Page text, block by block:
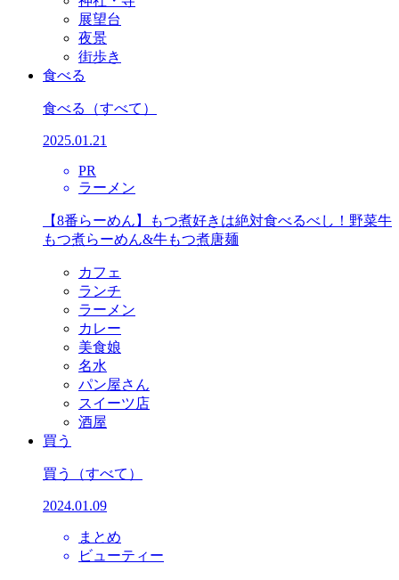
展望台
夜景
街歩き
食べる
食べる （すべて）
2025.01.21
PR
ラーメン
【8番らーめん】もつ煮好きは絶対食べるべし！野菜牛
もつ煮らーめん&牛もつ煮唐麺
カフェ
ランチ
ラーメン
カレー
美食娘
名水
パン屋さん
スイーツ店
酒屋
買う
買う （すべて）
2024.01.09
まとめ
ビューティー